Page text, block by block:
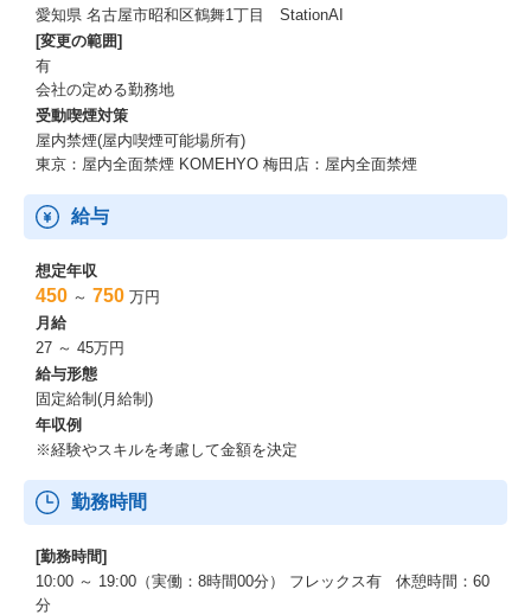
愛知県 名古屋市昭和区鶴舞1丁目 StationAI
[変更の範囲]
有
会社の定める勤務地
受動喫煙対策
屋内禁煙(屋内喫煙可能場所有)
東京：屋内全面禁煙 KOMEHYO 梅田店：屋内全面禁煙
給与
想定年収
450 ～ 750 万円
月給
27 ～ 45万円
給与形態
固定給制(月給制)
年収例
※経験やスキルを考慮して金額を決定
勤務時間
[勤務時間]
10:00 ～ 19:00（実働：8時間00分） フレックス有 休憩時間：60
分